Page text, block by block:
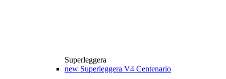
Superleggera
new Superleggera V4 Centenario